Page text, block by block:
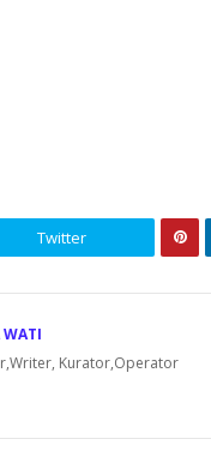
Twitter
WATI
Kurator,Operator